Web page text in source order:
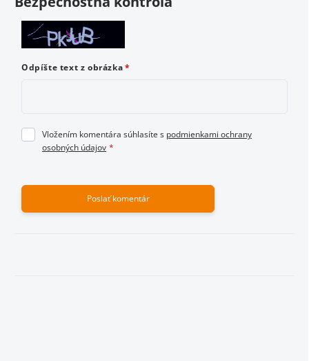
Odoslať hodnotenie
Odpíšte text z obrázka
Vložením komentára súhlasíte s podmienkami ochrany
osobných údajov
Poslať komentár